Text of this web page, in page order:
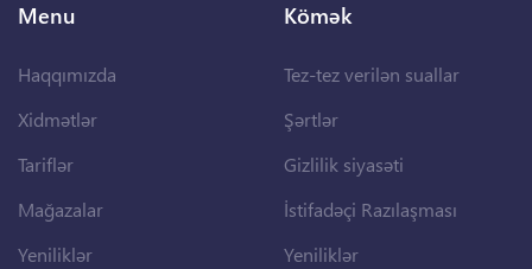
Menu
Haqqımızda
Xidmətlər
Tariflər
Mağazalar
Yeniliklər
Kömək
Tez-tez verilən suallar
Şərtlər
Gizlilik siyasəti
İstifadəçi Razılaşması
Yeniliklər